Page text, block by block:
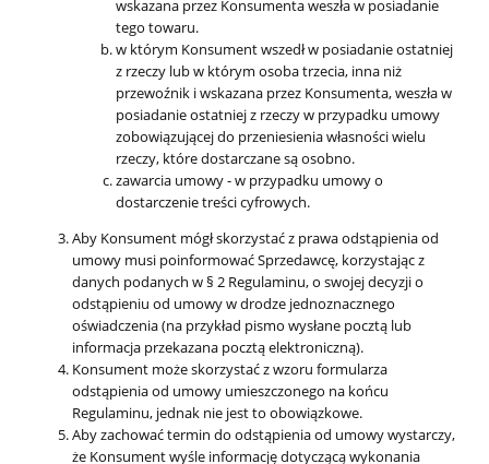
wskazana przez Konsumenta weszła w posiadanie
tego towaru.
w którym Konsument wszedł w posiadanie ostatniej
z rzeczy lub w którym osoba trzecia, inna niż
przewoźnik i wskazana przez Konsumenta, weszła w
posiadanie ostatniej z rzeczy w przypadku umowy
zobowiązującej do przeniesienia własności wielu
rzeczy, które dostarczane są osobno.
zawarcia umowy - w przypadku umowy o
dostarczenie treści cyfrowych.
Aby Konsument mógł skorzystać z prawa odstąpienia od
umowy musi poinformować Sprzedawcę, korzystając z
danych podanych w § 2 Regulaminu, o swojej decyzji o
odstąpieniu od umowy w drodze jednoznacznego
oświadczenia (na przykład pismo wysłane pocztą lub
informacja przekazana pocztą elektroniczną).
Konsument może skorzystać z wzoru formularza
odstąpienia od umowy umieszczonego na końcu
Regulaminu, jednak nie jest to obowiązkowe.
Aby zachować termin do odstąpienia od umowy wystarczy,
że Konsument wyśle informację dotyczącą wykonania